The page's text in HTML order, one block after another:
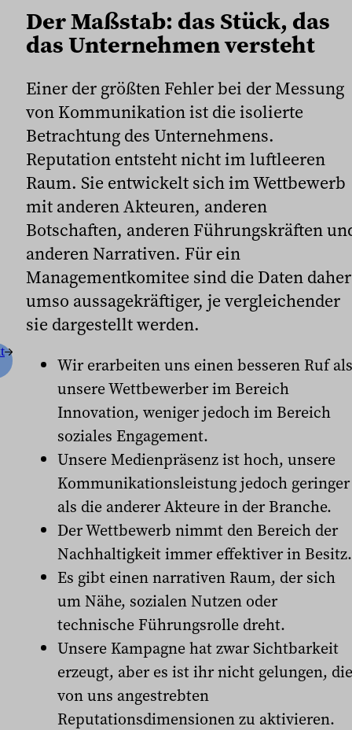
Der Maßstab: das Stück, das
das Unternehmen versteht
Einer der größten Fehler bei der Messung
von Kommunikation ist die isolierte
Betrachtung des Unternehmens.
Reputation entsteht nicht im luftleeren
Raum. Sie entwickelt sich im Wettbewerb
mit anderen Akteuren, anderen
Botschaften, anderen Führungskräften
anderen Narrativen. Für ein
Managementkomitee sind die Daten daher
umso aussagekräftiger, je vergleichender
sie dargestellt werden.
Wir erarbeiten uns einen besseren Ruf als
unsere Wettbewerber im Bereich
Innovation, weniger jedoch im Bereich
soziales Engagement.
Unsere Medienpräsenz ist hoch, unsere
Kommunikationsleistung jedoch geringer
als die anderer Akteure in der Branche.
Der Wettbewerb nimmt den Bereich der
Nachhaltigkeit immer effektiver in Besitz.
Es gibt einen narrativen Raum, der sich
um Nähe, sozialen Nutzen oder
technische Führungsrolle dreht.
Unsere Kampagne hat zwar Sichtbarkeit
erzeugt, aber es ist ihr nicht gelungen, die
von uns angestrebten
Reputationsdimensionen zu aktivieren.